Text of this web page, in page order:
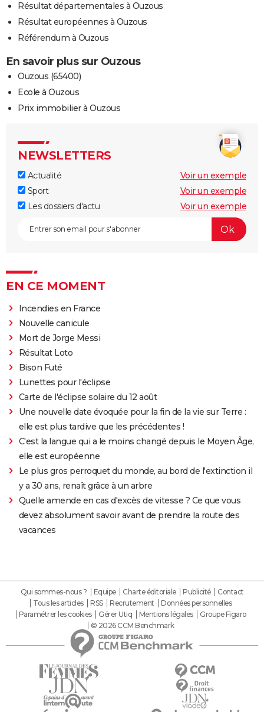
Résultat départementales à Ouzous
Résultat européennes à Ouzous
Référendum à Ouzous
En savoir plus sur Ouzous
Ouzous (65400)
Ecole à Ouzous
Prix immobilier à Ouzous
NEWSLETTERS
Actualité
Voir un exemple
Sport
Voir un exemple
Les dossiers d'actu
Voir un exemple
EN CE MOMENT
Incendies en France
Nouvelle canicule
Mort de Jorge Messi
Résultat Loto
Bison Futé
Lunettes pour l'éclipse
Carte de l'éclipse solaire du 12 août
Une nouvelle date évoquée pour la fin de la vie sur Terre :
elle est plus tardive que les précédentes !
C'est la langue qui a le moins changé depuis le Moyen Âge,
elle est européenne
Le plus gros perroquet du monde, au bord de l'extinction il
y a 30 ans, renaît grâce à un arbre
Quelle amende en cas d'excès de vitesse ? Ce que vous
devez absolument savoir avant de prendre la route des
vacances
Qui sommes-nous ? Equipe Charte éditoriale Publicité
Contact
Tous les articles
RSS Recrutement
Données personnelles
Paramétrer les cookies
Gérer Utiq Mentions légales
Groupe Figaro
© 2026 CCM Benchmark